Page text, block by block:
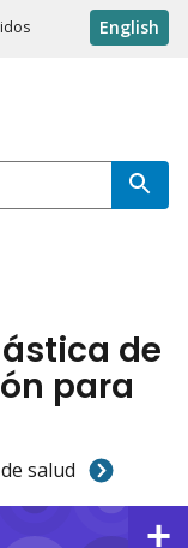
English
de
para
salud